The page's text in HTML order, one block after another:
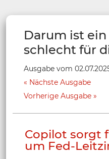
Darum ist
schlecht für
Ausgabe vom
Nächste Ausgabe
Vorherige Ausgabe
Copilot sorgt
um Fed-